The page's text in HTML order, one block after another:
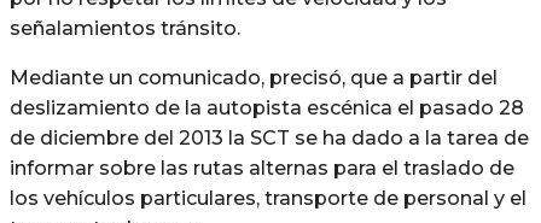
señalamientos tránsito.
Mediante un comunicado, precisó, que a partir del
deslizamiento de la autopista escénica el pasado 28
de diciembre del 2013 la SCT se ha dado a la tarea de
informar sobre las rutas alternas para el traslado de
los vehículos particulares, transporte de personal y el